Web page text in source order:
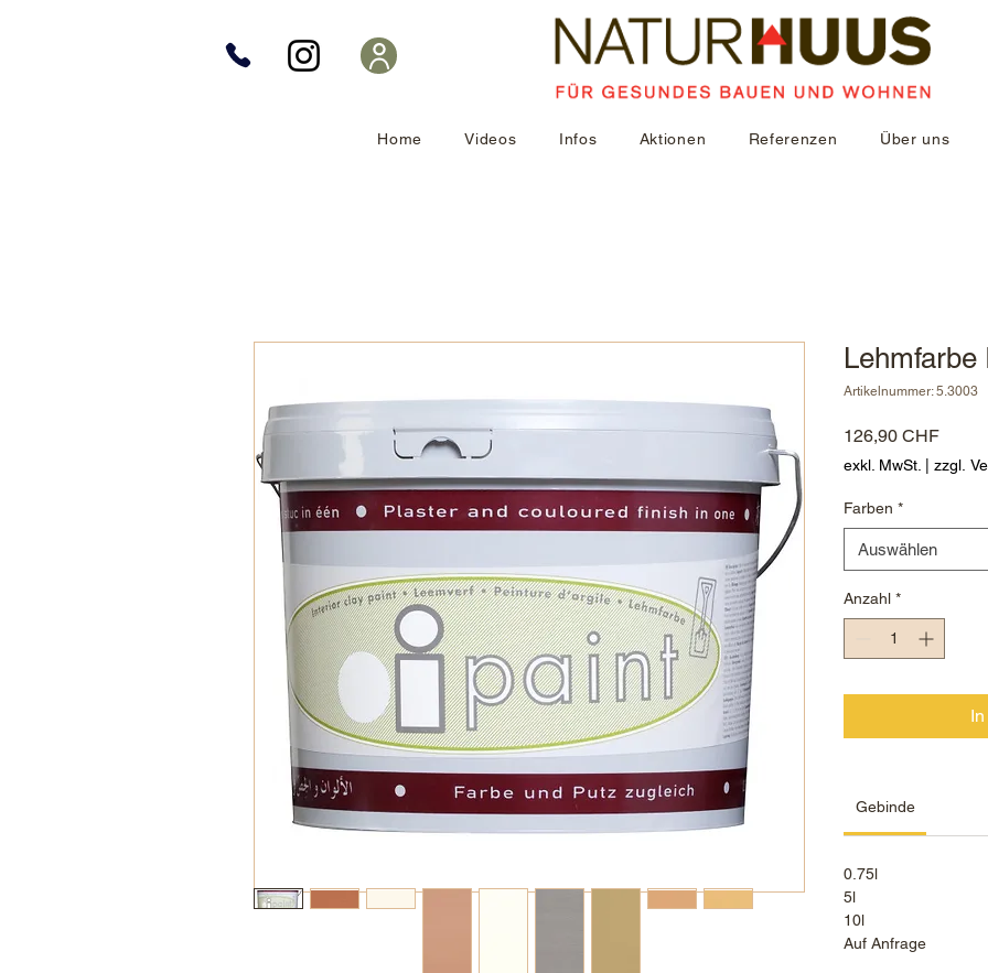
Home Videos Infos Aktionen Referenzen Über uns
Lehmfarbe
Artikelnummer: 5.3003
126,90 CHFPreis
exkl. MwSt. zzgl.
Farben *
Auswählen
Anzahl *
Gebinde
0.75l
5l
10l
Auf Anfrage